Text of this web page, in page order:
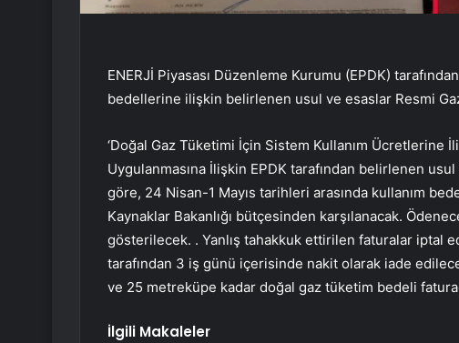
ENERJİ Piyasası Düzenleme Kurumu (EPDK)
bedellerine ilişkin belirlenen usul ve esaslar Resmi
‘Doğal Gaz Tüketimi İçin Sistem Kullanım Ücretlerine
Uygulanmasına İlişkin EPDK tarafından belirlenen
göre, 24 Nisan-1 Mayıs tarihleri ​​arasında kullanım
Kaynaklar Bakanlığı bütçesinden karşılanacak.
gösterilecek. . Yanlış tahakkuk ettirilen faturalar iptal
tarafından 3 iş günü içerisinde nakit olarak iade
ve 25 metreküpe kadar doğal gaz tüketim bedeli
İlgili Makaleler